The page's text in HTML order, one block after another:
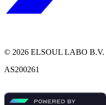
© 2026 ELSOUL LABO B.V.
AS200261